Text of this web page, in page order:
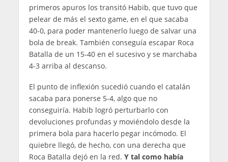
primeros apuros los transitó Habib, que tuvo que
pelear de más el sexto game, en el que sacaba
40-0, para poder mantenerlo luego de salvar una
bola de break. También conseguía escapar Roca
Batalla de un 15-40 en el sucesivo y se marchaba
4-3 arriba al descanso.
El punto de inflexión sucedió cuando el catalán
sacaba para ponerse 5-4, algo que no
conseguiría. Habib logró perturbarlo con
devoluciones profundas y moviéndolo desde la
primera bola para hacerlo pegar incómodo. El
quiebre llegó, de hecho, con una derecha que
Roca Batalla dejó en la red. Y tal como había